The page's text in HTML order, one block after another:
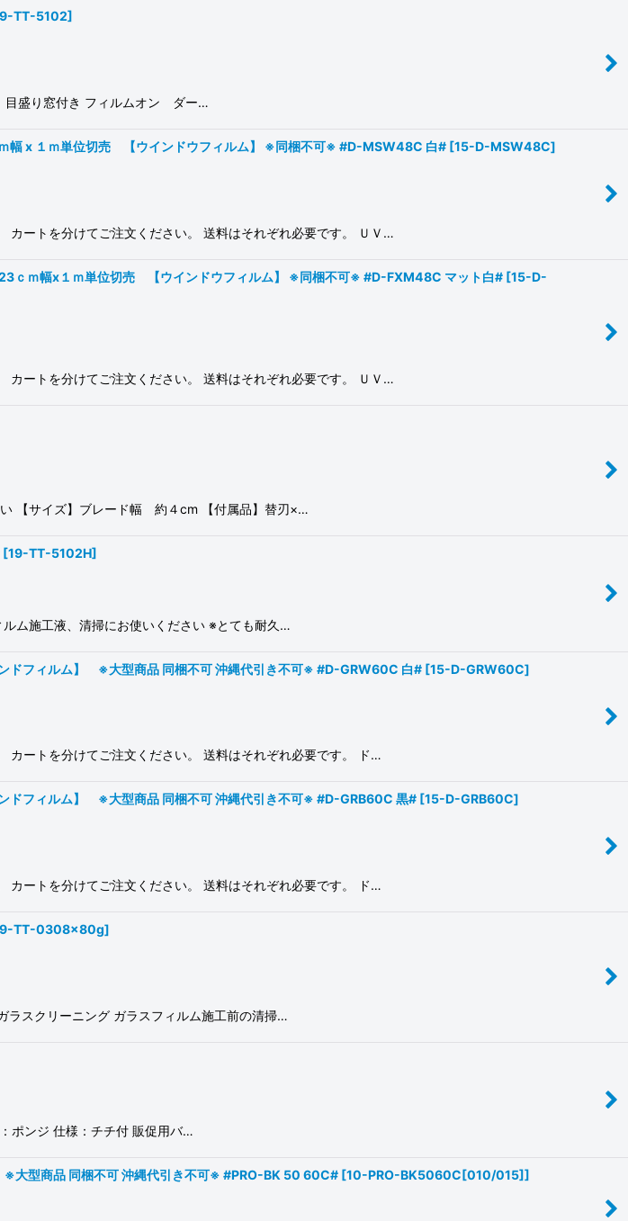
TT-5102]
目盛り窓付き フィルムオン ダー…
幅 x １ｍ単位切売 【ウインドウフィルム】 ※同梱不可※ #D-MSW48C 白# [15-D-MSW48C]
カートを分けてご注文ください。 送料はそれぞれ必要です。 ＵＶ…
ｃｍ幅x１ｍ単位切売 【ウインドウフィルム】 ※同梱不可※ #D-FXM48C マット白# [15-D-
カートを分けてご注文ください。 送料はそれぞれ必要です。 ＵＶ…
【サイズ】ブレード幅 約４cm 【付属品】替刃×…
[19-TT-5102H]
ム施工液、清掃にお使いください ※とても耐久…
ドフィルム】 ※大型商品 同梱不可 沖縄代引き不可※ #D-GRW60C 白# [15-D-GRW60C]
カートを分けてご注文ください。 送料はそれぞれ必要です。 ド…
ドフィルム】 ※大型商品 同梱不可 沖縄代引き不可※ #D-GRB60C 黒# [15-D-GRB60C]
カートを分けてご注文ください。 送料はそれぞれ必要です。 ド…
TT-0308x80g]
スクリーニング ガラスフィルム施工前の清掃…
ンジ 仕様：チチ付 販促用バ…
型商品 同梱不可 沖縄代引き不可※ #PRO-BK 50 60C# [10-PRO-BK5060C[010/015]]